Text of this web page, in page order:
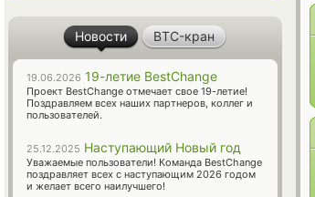
Новости BTC-кран
19.06.2026 19-летие BestChange
Проект BestChange отмечает свое 19-летие!
Поздравляем всех наших партнеров, коллег и
пользователей.
25.12.2025 Наступающий Новый год
Уважаемые пользователи! Команда BestChange
поздравляет всех с наступающим 2026 годом
и желает всего наилучшего!